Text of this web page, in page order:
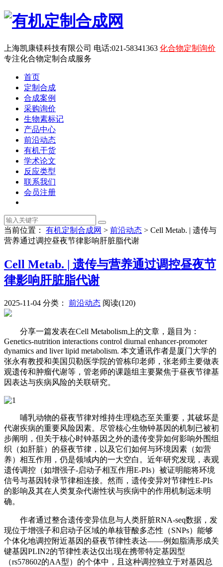
上海凯康镁科技有限公司 电话:021-58341363 化合物定制询价
专注化合物定制合成服务
首页
定制合成
合成案例
采购询价
生物素标记
产品中心
前沿动态
有机干货
学术论文
反应类型
联系我们
会员注册
当前位置： 有机定制合成网 > 前沿动态 > Cell Metab. | 遗传与
营养通过调控昼夜节律影响肝脏脂代谢
Cell Metab. | 遗传与营养通过调控昼夜节
律影响肝脏脂代谢
2025-11-04 分类： 前沿动态 阅读(120)
分享一篇发表在Cell Metabolism上的文章，题目为：
Genetics-nutrition interactions control diurnal enhancer-promoter
dynamics and liver lipid metabolism. 本文通讯作者是厦门大学的
张永有教授和美国贝勒医学院的管栋印老师，张老师主要做表
观遗传和肿瘤代谢等，管老师的课题组主要聚焦于昼夜节律基
因表达与疾病风险的关联研究。
哺乳动物的昼夜节律对维持生理稳态至关重要，其破坏是
代谢疾病的重要风险因素。尽管核心生物钟基因的机制已被初
步阐明，但关于核心时钟基因之外的遗传变异如何影响外围组
织（如肝脏）的昼夜节律，以及它们如何与环境因素（如营
养）相互作用，仍是领域内的一大空白。近年研究发现，表观
遗传调控（如增强子-启动子相互作用E-PIs）被证明能将环境
信号与基因转录节律相连接。然而，遗传变异对节律性E-PIs
的影响及其在人类复杂代谢性状与疾病中的作用机制远未明
确。
作者通过整合遗传变异信息与人类肝脏RNA-seq数据，发
现位于增强子和启动子区域的单核苷酸多态性（SNPs）能够
个体化地调控附近基因的昼夜节律性表达——例如脂滴形成关
键基因PLIN2的节律性表达仅出现在携带特定基因型
（rs578602的AA型）的个体中，且这种调控独立于对基因总